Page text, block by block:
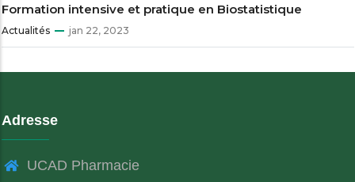
Formation intensive et pratique en Biostatistique
Actualités jan 22, 2023
Adresse
UCAD Pharmacie